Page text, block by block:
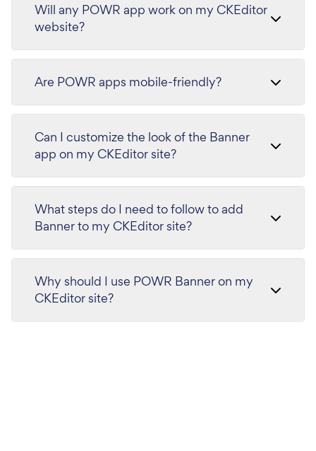
Will any POWR app work on my CKEditor
website?
Are POWR apps mobile-friendly?
Can I customize the look of the Banner
app on my CKEditor site?
What steps do I need to follow to add
Banner to my CKEditor site?
Why should I use POWR Banner on my
CKEditor site?